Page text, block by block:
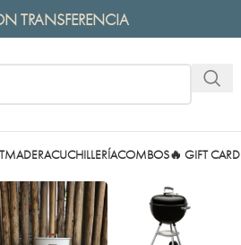
TRANSFERENCIA
MADERACUCHILLERÍACOMBOS🔥 GIFT CARD